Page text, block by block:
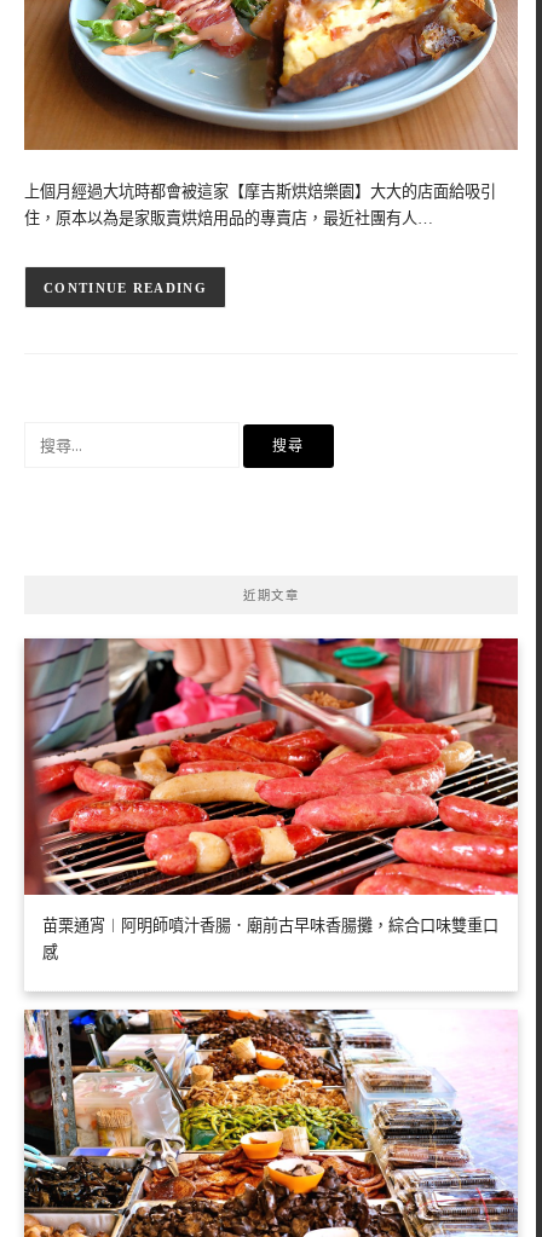
上個月經過大坑時都會被這家【摩吉斯烘焙樂園】大大的店面給吸引
住，原本以為是家販賣烘焙用品的專賣店，最近社團有人…
CONTINUE READING
近期文章
苗栗通宵︱阿明師噴汁香腸．廟前古早味香腸攤，綜合口味雙重口
感